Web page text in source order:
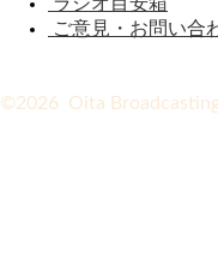
ご意見・お問い合
©2026 Oita Broadcasting